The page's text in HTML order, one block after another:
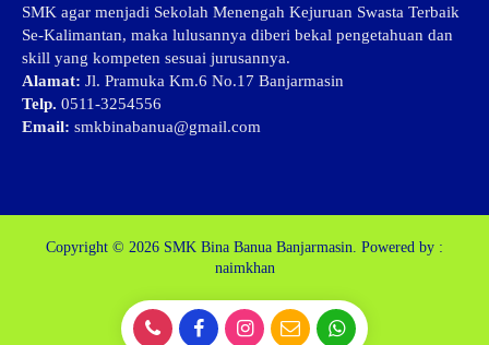
SMK agar menjadi Sekolah Menengah Kejuruan Swasta Terbaik
Se-Kalimantan, maka lulusannya diberi bekal pengetahuan dan
skill yang kompeten sesuai jurusannya.
Alamat: Jl. Pramuka Km.6 No.17 Banjarmasin
Telp. 0511-3254556
Email: smkbinabanua@gmail.com
Copyright © 2026 SMK Bina Banua Banjarmasin. Powered by :
naimkhan